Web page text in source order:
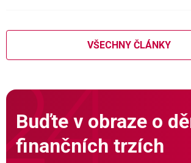
VŠECHNY ČLÁNKY
Buďte v obraze o
finančních trzích